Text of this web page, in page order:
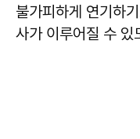
불가피하게 연기하
사가 이루어질 수 있